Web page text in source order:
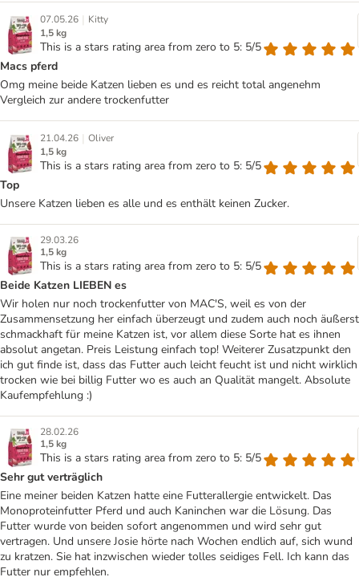
07.05.26 | Kitty
1,5 kg
This is a stars rating area from zero to 5: 5/5
Macs pferd
Omg meine beide Katzen lieben es und es reicht total angenehm
Vergleich zur andere trockenfutter
21.04.26 | Oliver
1,5 kg
This is a stars rating area from zero to 5: 5/5
Top
Unsere Katzen lieben es alle und es enthält keinen Zucker.
29.03.26
1,5 kg
This is a stars rating area from zero to 5: 5/5
Beide Katzen LIEBEN es
Wir holen nur noch trockenfutter von MAC'S, weil es von der
Zusammensetzung her einfach überzeugt und zudem auch noch äußerst
schmackhaft für meine Katzen ist, vor allem diese Sorte hat es ihnen
absolut angetan. Preis Leistung einfach top! Weiterer Zusatzpunkt den
ich gut finde ist, dass das Futter auch leicht feucht ist und nicht wirklich
trocken wie bei billig Futter wo es auch an Qualität mangelt. Absolute
Kaufempfehlung :)
28.02.26
1,5 kg
This is a stars rating area from zero to 5: 5/5
Sehr gut verträglich
Eine meiner beiden Katzen hatte eine Futterallergie entwickelt. Das
Monoproteinfutter Pferd und auch Kaninchen war die Lösung. Das
Futter wurde von beiden sofort angenommen und wird sehr gut
vertragen. Und unsere Josie hörte nach Wochen endlich auf, sich wund
zu kratzen. Sie hat inzwischen wieder tolles seidiges Fell. Ich kann das
Futter nur empfehlen.